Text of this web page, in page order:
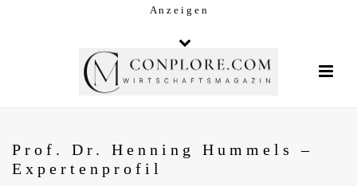
A n z e i g e n
Prof. Dr. Henning Hummels –
Expertenprofil